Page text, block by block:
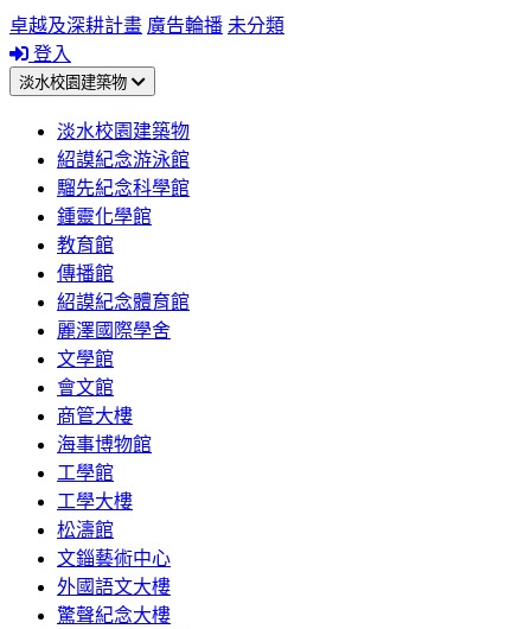
卓越及深耕計畫 廣告輪播 未分類
登入
淡水校園建築物
淡水校園建築物
紹謨紀念游泳館
騮先紀念科學館
鍾靈化學館
教育館
傳播館
紹謨紀念體育館
麗澤國際學舍
文學館
會文館
商管大樓
海事博物館
工學館
工學大樓
松濤館
文錙藝術中心
外國語文大樓
驚聲紀念大樓